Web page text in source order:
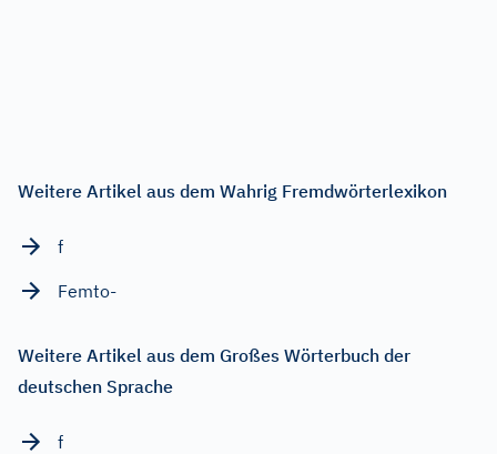
Weitere Artikel aus dem Wahrig Fremdwörterlexikon
f
Femto-
Weitere Artikel aus dem Großes Wörterbuch der
deutschen Sprache
f